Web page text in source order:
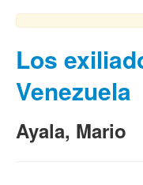
Los
Venezuela
Ayala, Mario